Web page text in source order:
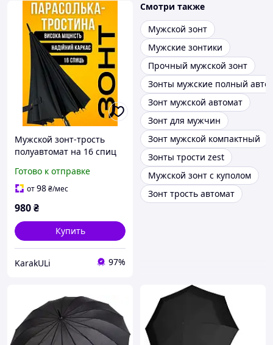
Мужской зонт-трость
полуавтомат на 16 спиц
зонт 10159 20127
Готово к отправке
от98₴/мес
980₴
Купить
KarakULi 97%
Смотри также
Мужской зонт
Мужские зонтики
Прочный мужской зонт
Зонты мужские полный
Зонт мужской автомат
Зонт для мужчин
Зонт мужской компактный
Зонты трости zest
Мужской зонт с куполом
Зонт трость автомат